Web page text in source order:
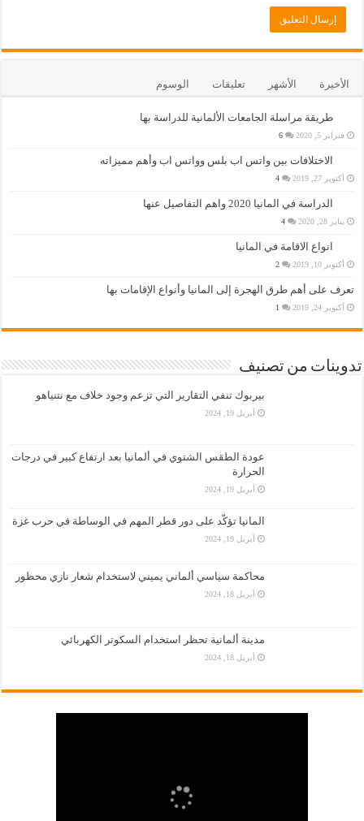
الأخيرة الأشهر تعليقات الوسوم
طريقة مراسلة الجامعات الألمانية للدراسة بها
فبراير 5, 2020 6
الاختلافات بين واتس اب بلس وواتس اب وأهم مميزاته
أكتوبر 27, 2019 4
الدراسة في المانيا 2020 واهم التفاصيل عنها
يناير 28, 2020 4
انواع الاقامة في المانيا
أكتوبر 10, 2019 2
تعرف على أهم طرق الهجرة إلى المانيا وأنواع الإقامات بها
أكتوبر 24, 2019 1
تدوينات من تصنيف
بيربوك تنفي التقارير التي تزعم وجود خلاف مع نتنياهو
أبريل 19, 2024
عودة الطقس الشتوي في ألمانيا بعد ارتفاع كبير في درجات
الحرارة
أبريل 19, 2024
المانيا تؤكّد على دور قطر المهم في الوساطة في حرب غزة
أبريل 19, 2024
محاكمة سياسي ألماني يميني لاستخدام شعار نازي محظور
أبريل 18, 2024
مدينة ألمانية تحظر استخدام السكوتر الكهربائي
أبريل 18, 2024